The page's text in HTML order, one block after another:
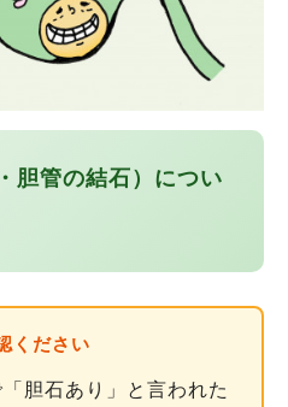
胆管の結石）につい
ください
胆石あり」と言われた